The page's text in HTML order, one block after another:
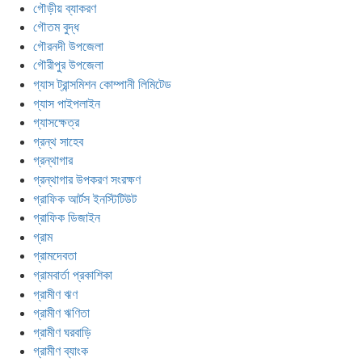
গৌড়ীয় ব্যাকরণ
গৌতম বুদ্ধ
গৌরনদী উপজেলা
গৌরীপুর উপজেলা
গ্যাস ট্রান্সমিশন কোম্পানী লিমিটেড
গ্যাস পাইপলাইন
গ্যাসক্ষেত্র
গ্রন্থ সাহেব
গ্রন্থাগার
গ্রন্থাগার উপকরণ সংরক্ষণ
গ্রাফিক আর্টস ইনস্টিটিউট
গ্রাফিক ডিজাইন
গ্রাম
গ্রামদেবতা
গ্রামবার্তা প্রকাশিকা
গ্রামীণ ঋণ
গ্রামীণ ঋণিতা
গ্রামীণ ঘরবাড়ি
গ্রামীণ ব্যাংক